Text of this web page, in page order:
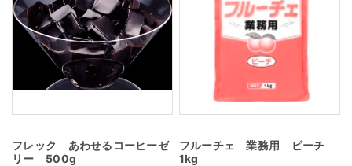
フレック あわせるコーヒーゼ
リー 500g
フルーチェ 業務用 ピーチ
1kg